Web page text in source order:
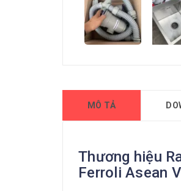
MÔ TẢ
Thương hiệu
Ferroli Asean